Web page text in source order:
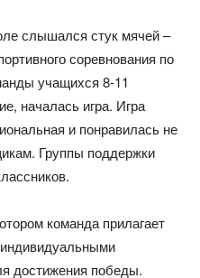
слышался стук мячей –
соревнования по
учащихся 8-11
началась игра. Игра
и понравилась не
Группы поддержки
команда прилагает
достижения победы.